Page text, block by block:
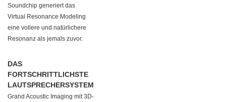
Soundchip generiert das
Virtual Resonance Modeling
eine vollere und natürlichere
Resonanz als jemals zuvor.
DAS
FORTSCHRITTLICHSTE
LAUTSPRECHERSYSTEM
Grand Acoustic Imaging mit 3D-